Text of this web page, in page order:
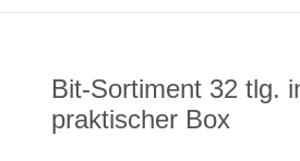
Bit-Sortiment 32 tlg.
praktischer Box